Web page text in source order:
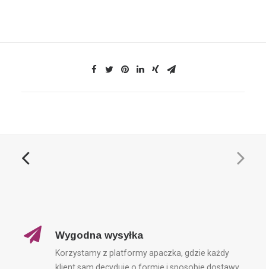
Wygodna wysyłka
Korzystamy z platformy apaczka, gdzie każdy